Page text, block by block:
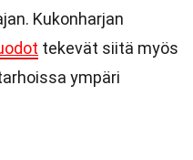
Kukonharjan
tekevät siitä myös
ympäri